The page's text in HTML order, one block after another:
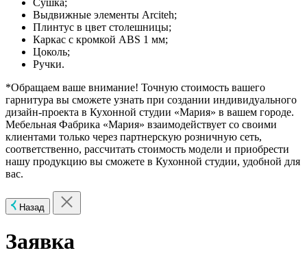
Выдвижные элементы Arciteh;
Плинтус в цвет столешницы;
Каркас с кромкой ABS 1 мм;
Цоколь;
Ручки.
*Обращаем ваше внимание! Точную стоимость вашего
гарнитура вы сможете узнать при создании индивидуального
дизайн-проекта в Кухонной студии «Мария» в вашем городе.
Мебельная Фабрика «Мария» взаимодействует со своими
клиентами только через партнерскую розничную сеть,
соответственно, рассчитать стоимость модели и приобрести
нашу продукцию вы сможете в Кухонной студии, удобной для
вас.
Назад
Заявка